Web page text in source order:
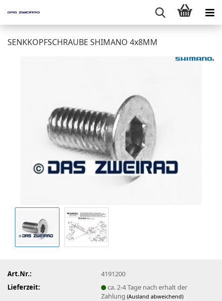
SENKKOPFSCHRAUBE SHIMANO 4x8MM
Art.Nr.:
4191200
Lieferzeit:
ca. 2-4 Tage nach erhalt der
Zahlung(Ausland abweichend)